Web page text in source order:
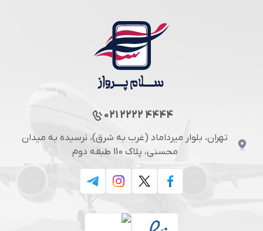
021 2222 4444
تهران، بلوار میرداماد (غرب به شرق)، نرسیده به میدان
محسنی، پلاک 110 طبقه دوم